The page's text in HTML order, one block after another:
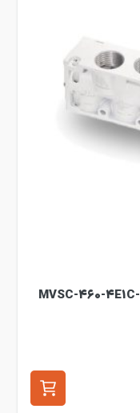
شیر برقی مایندمن (MINDMAN) مدل MVSC-460-4E1C-